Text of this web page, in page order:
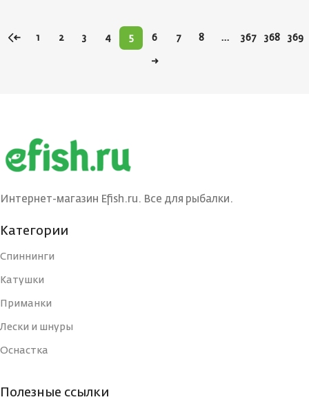
← 1 2 3 4 5 6 7 8 … 367 368 369
→
Интернет-магазин Efish.ru. Все для рыбалки.
Категории
Спиннинги
Катушки
Приманки
Лески и шнуры
Оснастка
Полезные ссылки